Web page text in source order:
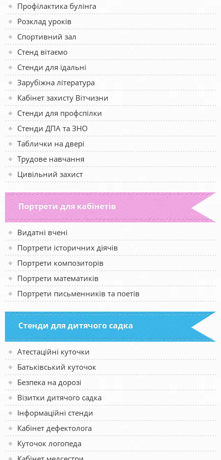
Профілактика булінга
Розклад уроків
Спортивний зал
Стенд вітаємо
Стенди для їдальні
Зарубіжна література
Кабінет захисту Вітчизни
Стенди для профспілки
Стенди ДПА та ЗНО
Таблички на двері
Трудове навчання
Цивільний захист
Портрети для кабінетів
Видатні вчені
Портрети історичних діячів
Портрети композиторів
Портрети математиків
Портрети письменників та поетів
Стенди для дитячого садка
Атестаційні куточки
Батьківський куточок
Безпека на дорозі
Візитки дитячого садка
Інформаційні стенди
Кабінет дефектолога
Куточок логопеда